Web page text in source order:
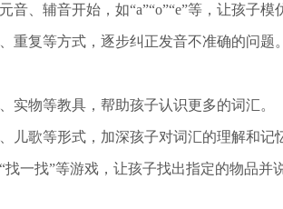
音、辅音开始，如“a”“o”“e”等，让孩子
重复等方式，逐步纠正发音不准确的问题。
实物等教具，帮助孩子认识更多的词汇。
儿歌等形式，加深孩子对词汇的理解和记
找一找”等游戏，让孩子找出指定的物品并